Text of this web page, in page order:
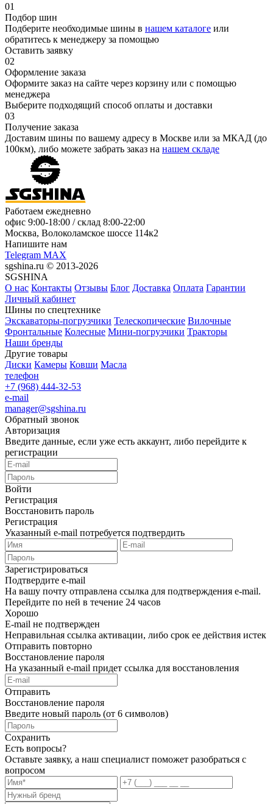
01
Подбор шин
Подберите необходимые шины в нашем каталоге или
обратитесь к менеджеру за помощью
Оставить заявку
02
Оформление заказа
Оформите заказ на сайте через корзину или с помощью
менеджера
Выберите подходящий способ оплаты и доставки
03
Получение заказа
Доставим шины по вашему адресу в Москве или за МКАД (до
100км), либо можете забрать заказ на нашем складе
Работаем ежедневно
офис 9:00-18:00 / склад 8:00-22:00
Москва, Волоколамское шоссе 114к2
Напишите нам
Telegram MAX
sgshina.ru © 2013-2026
SGSHINA
О нас Контакты Отзывы Блог Доставка Оплата Гарантии
Личный кабинет
Шины по спецтехнике
Экскаваторы-погрузчики Телескопические Вилочные
Фронтальные Колесные Мини-погрузчики Тракторы
Наши бренды
Другие товары
Диски Камеры Ковши Масла
телефон
+7 (968) 444-32-53
e-mail
manager@sgshina.ru
Обратный звонок
Авторизация
Введите данные, если уже есть аккаунт, либо перейдите к
регистрации
Войти
Регистрация
Восстановить пароль
Регистрация
Указанный e-mail потребуется подтвердить
Зарегистрироваться
Подтвердите e-mail
На вашу почту отправлена ссылка для подтверждения e-mail.
Перейдите по ней в течение 24 часов
Хорошо
E-mail не подтвержден
Неправильная ссылка активации, либо срок ее действия истек
Отправить повторно
Восстановление пароля
На указанный e-mail придет ссылка для восстановления
Отправить
Восстановление пароля
Введите новый пароль (от 6 символов)
Сохранить
Есть вопросы?
Оставьте заявку, а наш специалист поможет разобраться с
вопросом